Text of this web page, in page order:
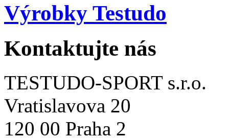
Výrobky Testudo
Kontaktujte nás
TESTUDO-SPORT s.r.o.
Vratislavova 20
120 00 Praha 2